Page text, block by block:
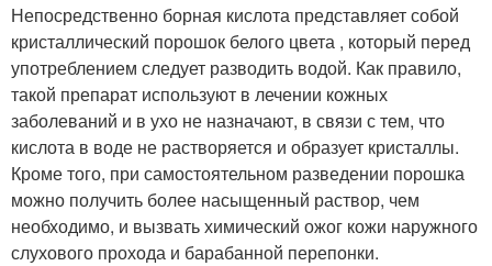
Непосредственно борная кислота представляет собой
кристаллический порошок белого цвета , который перед
употреблением следует разводить водой. Как правило,
такой препарат используют в лечении кожных
заболеваний и в ухо не назначают, в связи с тем, что
кислота в воде не растворяется и образует кристаллы.
Кроме того, при самостоятельном разведении порошка
можно получить более насыщенный раствор, чем
необходимо, и вызвать химический ожог кожи наружного
слухового прохода и барабанной перепонки.